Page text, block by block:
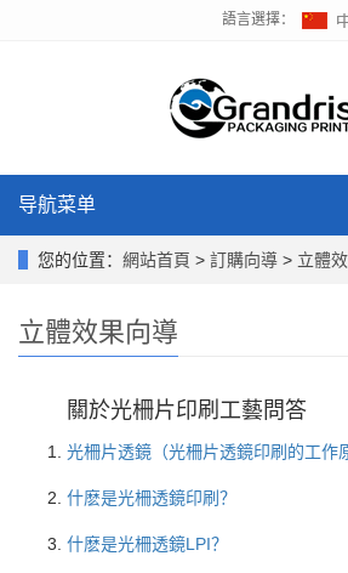
語言選擇：
导航菜单
您的位置： 網站首頁 > 訂購向導 > 立體
立體效果向導
關於光柵片印刷工藝問答
光柵片透鏡（光柵片透鏡印刷的工作
什麽是光柵透鏡印刷？
什麽是光柵透鏡LPI？